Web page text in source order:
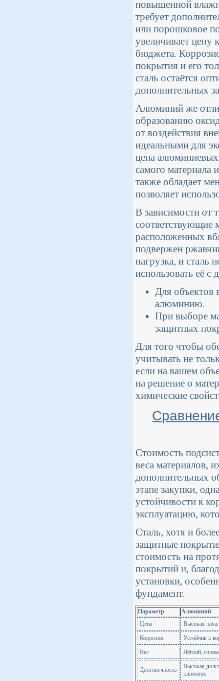
повышенной
требует
или порошковое
увеличивает цену
бюджета.
покрытия и его
сталь остаётся
дополнительных
Алюминий же
образованию
от воздействия
идеальными для
цена алюминиевых
самого
также обладает
позволяет
В зависимости от
соответствующие
расположенных
подвержен
нагрузка, и сталь
использовать её
Для объектов
алюминию.
При выборе
защитных
Для того чтобы
учитывать не
если на вашем
на решение о
химические
Стоимость
веса материалов,
дополнительных
этапе закупки,
устойчивости к
эксплуатацию,
Сталь, хотя и
защитные
стоимость на
покрытий и,
установки,
фундамент.
Параметр
Алюминий
Цена
Высокая
Коррозия Устойчив к
Вес Лёгкий,
Долговечность
Высокая
климатах